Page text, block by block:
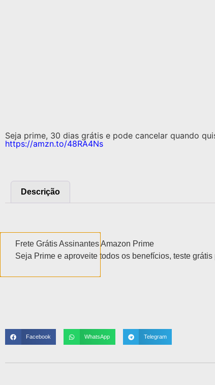
Seja prime, 30 dias grátis e pode cancelar quando
https://amzn.to/48RA4Ns
Descrição
Frete Grátis Assinantes Amazon Prime
Seja Prime e aproveite todos os benefícios, teste grátis
Facebook WhatsApp Telegram